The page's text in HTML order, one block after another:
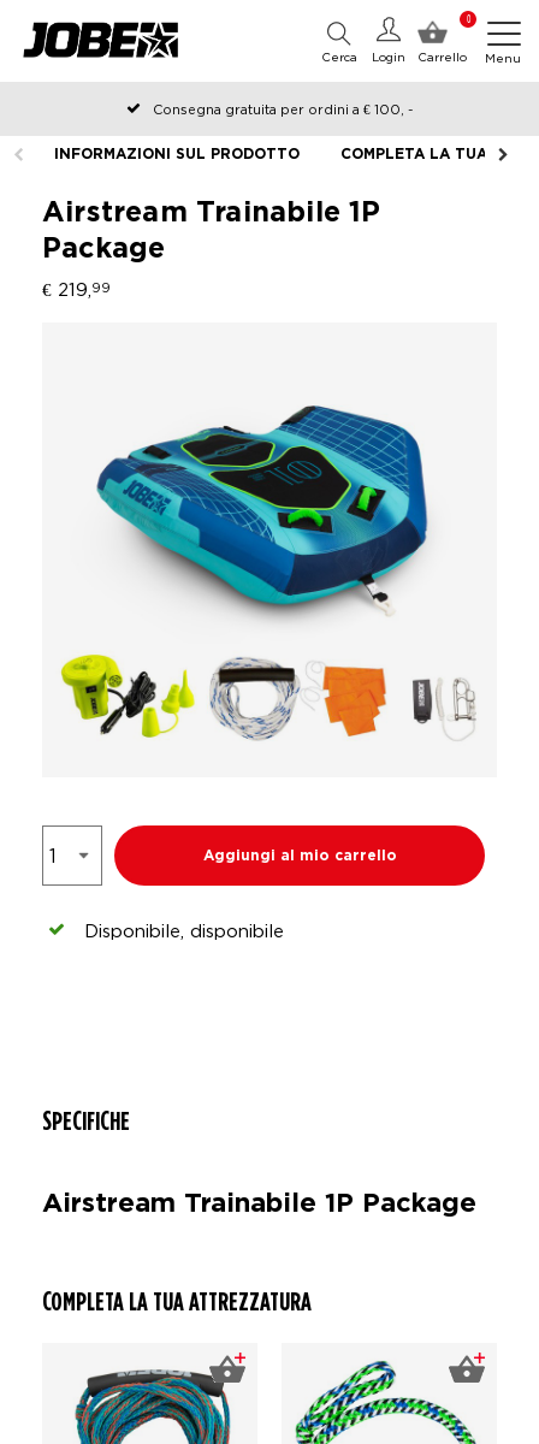
0
Carrello
Login
Cerca Menu
Consegna gratuita per ordini a € 100, -
Ordinato prima delle 12:00 nei giorni lavorativi, spedito lo stesso
giorno
INFORMAZIONI SUL PRODOTTO COMPLETA LA TUA
Airstream Trainabile 1P
Package
€ 219, 99
Aggiungi al mio carrello
Disponibile, disponibile
SPECIFICHE
Airstream Trainabile 1P Package
COMPLETA LA TUA ATTREZZATURA